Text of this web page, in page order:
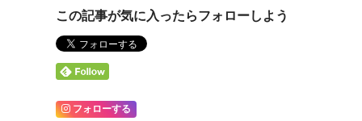
この記事が気に入ったらフォローしよう
フォローする